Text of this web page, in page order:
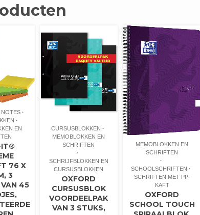
EN
IT®
76 X
3
45
CURSUSBLOKKEN
MEMOBLOKKEN EN
SCHRIFTEN
SCHRIJFBLOKKEN EN
CURSUSBLOKKEN
OXFORD
CURSUSBLOK
VOORDEELPAK
VAN 3 STUKS,
MEMOBLOKKEN EN
SCHRIFTEN
SCHOOLSCHRIFTEN
SCHRIFTEN MET PP-
KAFT
OXFORD
SCHOOL TOUCH